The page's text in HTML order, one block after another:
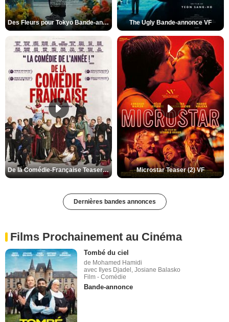
Des Fleurs pour Tokyo Bande-annonce VO STFR The Ugly Bande-annonce VF
De la Comédie-Française Teaser (3) VF Microstar Teaser (2) VF
Dernières bandes annonces
Films Prochainement au Cinéma
Tombé du ciel
de Mohamed Hamidi
avec Ilyes Djadel, Josiane Balasko
Film - Comédie
Bande-annonce